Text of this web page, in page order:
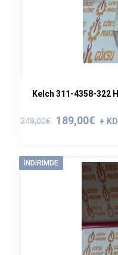
Kelch 311-4358-322
249,00€
Orijinal
189,00€
İNDIRIMDE